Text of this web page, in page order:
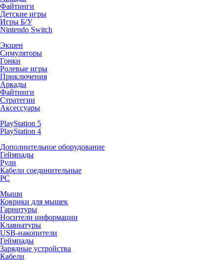
Файтинги
Детские игры
Игры Б/У
Nintendo Switch
Экшен
Симуляторы
Гонки
Ролевые игры
Приключения
Аркады
Файтинги
Стратегии
Аксессуары
PlayStation 5
PlayStation 4
Дополнительное оборудование
Геймпады
Рули
Кабели соединительные
PC
Мыши
Коврики для мышек
Гарнитуры
Носители информации
Клавиатуры
USB-накопители
Геймпады
Зарядные устройства
Кабели